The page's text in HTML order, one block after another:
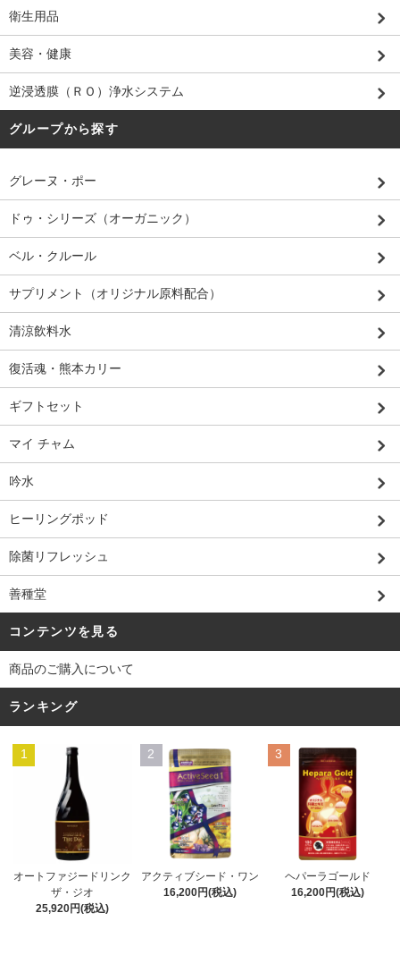
衛生用品
美容・健康
逆浸透膜（ＲＯ）浄水システム
グループから探す
グレーヌ・ポー
ドゥ・シリーズ（オーガニック）
ベル・クルール
サプリメント（オリジナル原料配合）
清涼飲料水
復活魂・熊本カリー
ギフトセット
マイ チャム
吟水
ヒーリングポッド
除菌リフレッシュ
善種堂
コンテンツを見る
商品のご購入について
ランキング
1
オートファジードリンク
ザ・ジオ
25,920円(税込)
2
アクティブシード・ワン
16,200円(税込)
3
ヘパーラゴールド
16,200円(税込)